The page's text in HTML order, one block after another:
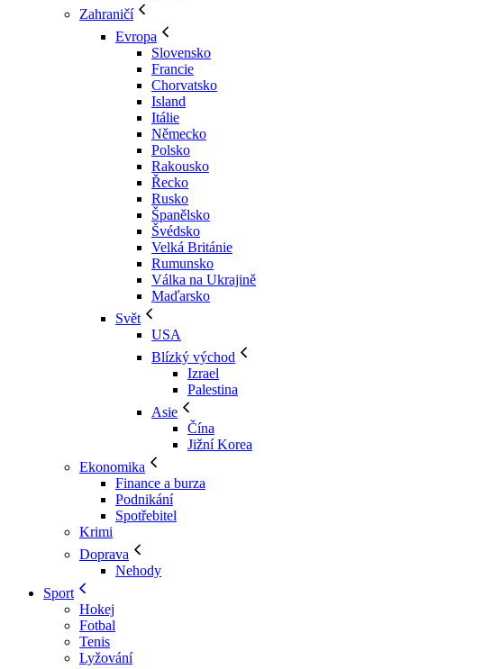
Zahraničí
Evropa
Slovensko
Francie
Chorvatsko
Island
Itálie
Německo
Polsko
Rakousko
Řecko
Rusko
Španělsko
Švédsko
Velká Británie
Rumunsko
Válka na Ukrajině
Maďarsko
Svět
USA
Blízký východ
Izrael
Palestina
Asie
Čína
Jižní Korea
Ekonomika
Finance a burza
Podnikání
Spotřebitel
Krimi
Doprava
Nehody
Sport
Hokej
Fotbal
Tenis
Lyžování